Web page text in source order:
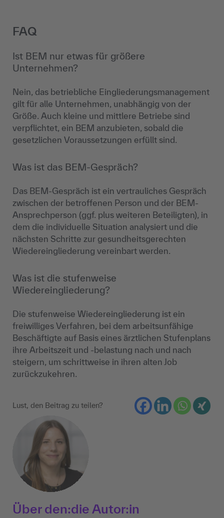
FAQ
Ist BEM nur etwas für größere
Unternehmen?
Nein, das betriebliche Eingliederungsmanagement
gilt für alle Unternehmen, unabhängig von der
Größe. Auch kleine und mittlere Betriebe sind
verpflichtet, ein BEM anzubieten, sobald die
gesetzlichen Voraussetzungen erfüllt sind.
Was ist das BEM-Gespräch?
Das BEM-Gespräch ist ein vertrauliches Gespräch
zwischen der betroffenen Person und der BEM-
Ansprechperson (ggf. plus weiteren Beteiligten), in
dem die individuelle Situation analysiert und die
nächsten Schritte zur gesundheitsgerechten
Wiedereingliederung vereinbart werden.
Was ist die stufenweise
Wiedereingliederung?
Die stufenweise Wiedereingliederung ist ein
freiwilliges Verfahren, bei dem arbeitsunfähige
Beschäftigte auf Basis eines ärztlichen Stufenplans
ihre Arbeitszeit und -belastung nach und nach
steigern, um schrittweise in ihren alten Job
zurückzukehren.
Lust, den Beitrag zu teilen?
Über den:die Autor:in